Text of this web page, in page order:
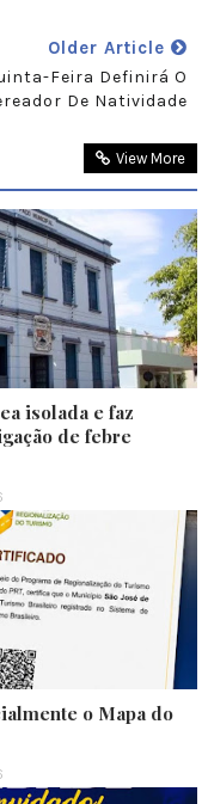
Older Article
Feira Definirá O
De Natividade
View More
isolada e faz
de febre
o Mapa do